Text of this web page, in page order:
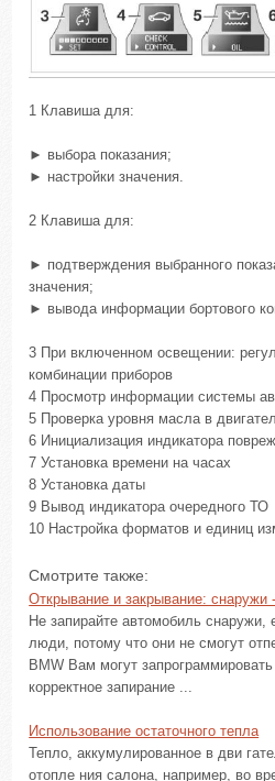
1 Клавиша для:
► выбора показания;
► настройки значения.
2 Клавиша для:
► подтверждения выбранного
значения;
► вывода информации бортового
3 При включенном освещении:
комбинации приборов
4 Просмотр информации системы
5 Проверка уровня масла в
6 Инициализация индикатора
7 Установка времени на часах
8 Установка даты
9 Вывод индикатора очередного ТО
10 Настройка форматов и единиц
Смотрите также:
Открывание и закрывание: снаружи
Не запирайте автомобиль снаружи,
люди, потому что они не смогут
BMW Вам могут
корректное запирание ...
Использование остаточного тепла
Тепло, аккумулированное в дви
отопле ния салона, например, во